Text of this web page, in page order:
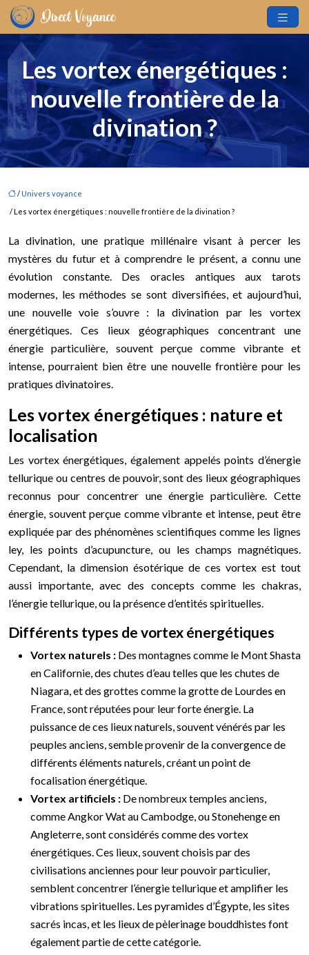
Les vortex énergétiques :
nouvelle frontière de la
divination ?
/ Univers voyance
/ Les vortex énergétiques : nouvelle frontière de la divination ?
La divination, une pratique millénaire visant à percer les
mystères du futur et à comprendre le présent, a connu une
évolution constante. Des oracles antiques aux tarots
modernes, les méthodes se sont diversifiées, et aujourd’hui,
une nouvelle voie s’ouvre : la divination par les vortex
énergétiques. Ces lieux géographiques concentrant une
énergie particulière, souvent perçue comme vibrante et
intense, pourraient bien être une nouvelle frontière pour les
pratiques divinatoires.
Les vortex énergétiques : nature et
localisation
Les vortex énergétiques, également appelés points d’énergie
tellurique ou centres de pouvoir, sont des lieux géographiques
reconnus pour concentrer une énergie particulière. Cette
énergie, souvent perçue comme vibrante et intense, peut être
expliquée par des phénomènes scientifiques comme les lignes
ley, les points d’acupuncture, ou les champs magnétiques.
Cependant, la dimension ésotérique de ces vortex est tout
aussi importante, avec des concepts comme les chakras,
l’énergie tellurique, ou la présence d’entités spirituelles.
Différents types de vortex énergétiques
Vortex naturels : Des montagnes comme le Mont Shasta
en Californie, des chutes d’eau telles que les chutes de
Niagara, et des grottes comme la grotte de Lourdes en
France, sont réputées pour leur forte énergie. La
puissance de ces lieux naturels, souvent vénérés par les
peuples anciens, semble provenir de la convergence de
différents éléments naturels, créant un point de
focalisation énergétique.
Vortex artificiels : De nombreux temples anciens,
comme Angkor Wat au Cambodge, ou Stonehenge en
Angleterre, sont considérés comme des vortex
énergétiques. Ces lieux, souvent choisis par des
civilisations anciennes pour leur pouvoir particulier,
semblent concentrer l’énergie tellurique et amplifier les
vibrations spirituelles. Les pyramides d’Égypte, les sites
sacrés incas, et les lieux de pèlerinage bouddhistes font
également partie de cette catégorie.